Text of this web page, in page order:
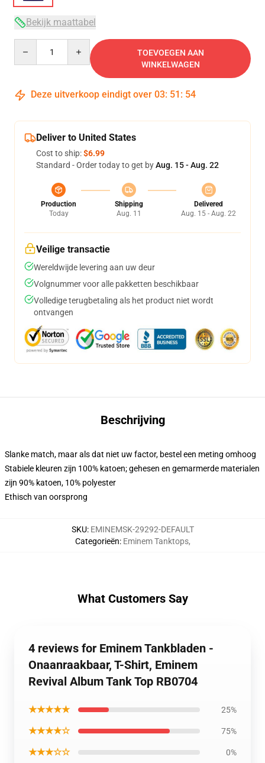
Bekijk maattabel
TOEVOEGEN AAN
WINKELWAGEN
Deze uitverkoop eindigt over 03: 51 : 54
Deliver to United States
Cost to ship:$6.99
Standard - Order today to get byAug. 15 - Aug. 22
Production
Today
Shipping
Aug. 11
Delivered
Aug. 15 - Aug. 22
Veilige transactie
Wereldwijde levering aan uw deur
Volgnummer voor alle pakketten beschikbaar
Volledige terugbetaling als het product niet wordt
ontvangen
Beschrijving
Slanke match, maar als dat niet uw factor, bestel een meting omhoog
Stabiele kleuren zijn 100% katoen; gehesen en gemarmerde materialen
zijn 90% katoen, 10% polyester
Ethisch van oorsprong
SKU: EMINEMSK-29292-DEFAULT
Categorieën: Eminem Tanktops,
What Customers Say
4 reviews for Eminem Tankbladen -
Onaanraakbaar, T-Shirt, Eminem
Revival Album Tank Top RB0704
★★★★★ 25%
★★★★☆ 75%
★★★☆☆ 0%